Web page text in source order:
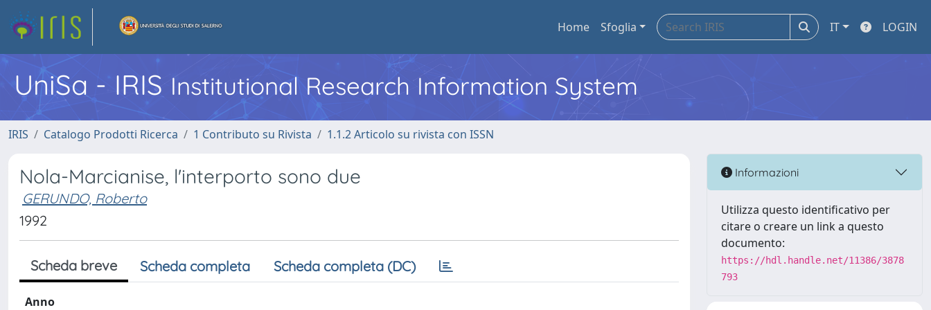
Home Sfoglia IT LOGIN
UniSa - IRIS Institutional Research Information System
IRIS Catalogo Prodotti Ricerca 1 Contributo su Rivista 1.1.2 Articolo su rivista con ISSN
Nola-Marcianise, l'interporto sono due
GERUNDO, Roberto
1992
Scheda breve Scheda completa Scheda completa (DC)
Anno
Informazioni
Utilizza questo identificativo per
citare o creare un link a questo
documento:
https://hdl.handle.net/11386/3878
793